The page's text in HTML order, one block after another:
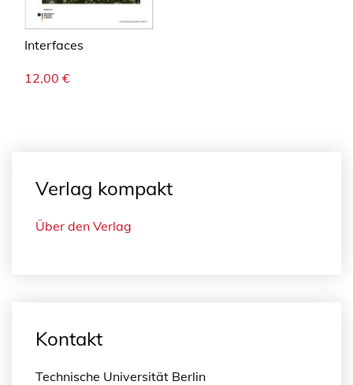
Interfaces
12,00 €
Verlag kompakt
Über den Verlag
Kontakt
Technische Universität Berlin